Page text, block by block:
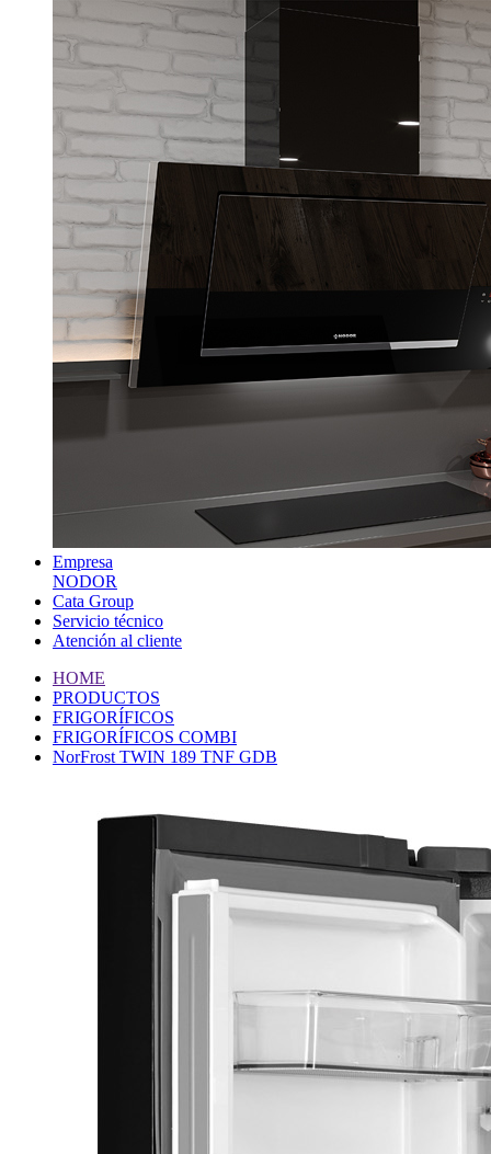
Empresa
NODOR
Cata Group
Servicio técnico
Atención al cliente
HOME
PRODUCTOS
FRIGORÍFICOS
FRIGORÍFICOS COMBI
NorFrost TWIN 189 TNF GDB